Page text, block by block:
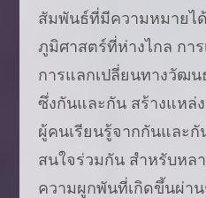
สัมพันธ์ที่มีความหมายไ
ภูมิศาสตร์ที่ห่างไกล การ
การแลกเปลี่ยนทางวัฒน
ซึ่งกันและกัน สร้างแหล่
ผู้คนเรียนรู้จากกันและ
สนใจร่วมกัน สำหรับหล
ความผูกพันที่เกิดขึ้นผ่า